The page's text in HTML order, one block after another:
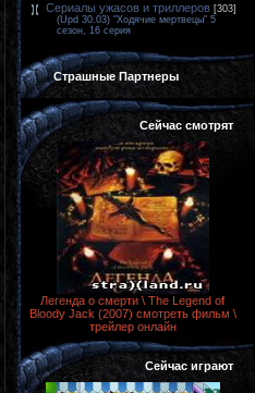
Сериалы ужасов и триллеров [303]
(Upd 30.03) "Ходячие мертвецы" 5
сезон, 16 серия
Страшные Партнеры
Сейчас смотрят
Легенда о смерти \ The Legend of
Bloody Jack (2007) смотреть фильм \
трейлер онлайн
Сейчас играют